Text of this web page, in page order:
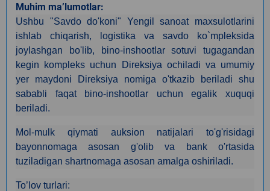
Muhim ma’lumotlar:
Ushbu "Savdo do'koni" Yengil sanoat maxsulotlarini
ishlab chiqarish, logistika va savdo ko`mpleksida
joylashgan bo'lib, bino-inshootlar sotuvi tugagandan
kegin kompleks uchun Direksiya ochiladi va umumiy
yer maydoni Direksiya nomiga o'tkazib beriladi shu
sababli faqat bino-inshootlar uchun egalik xuquqi
beriladi.
Mol-mulk qiymati auksion natijalari to'g'risidagi
bayonnomaga asosan g'olib va bank o'rtasida
tuziladigan shartnomaga asosan amalga oshiriladi.
To’lov turlari: